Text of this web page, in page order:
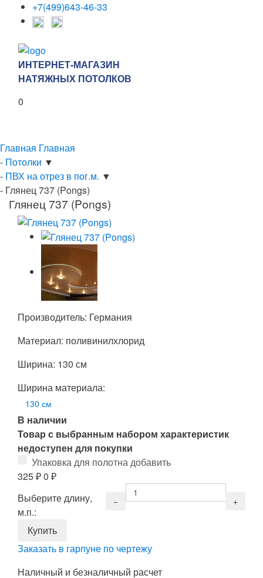
+7(499)643-46-33
ИНТЕРНЕТ-МАГАЗИН
НАТЯЖНЫХ ПОТОЛКОВ
0
Главная Главная
- Потолки ▼
- ПВХ на отрез в пог.м. ▼
- Глянец 737 (Pongs)
Глянец 737 (Pongs)
Производитель: Германия
Материал: поливинилхлорид
Ширина: 130 см
Ширина материала:
130 см
В наличии
Товар с выбранным набором характеристик
недоступен для покупки
Упаковка для полотна добавить
325₽0 ₽
Выберите длину,
м.п.:
Заказать в гарпуне по чертежу
Наличный и безналичный расчет